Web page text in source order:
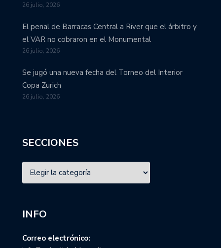
26 julio, 2026
El penal de Barracas Central a River que el árbitro y
el VAR no cobraron en el Monumental
26 julio, 2026
Se jugó una nueva fecha del Torneo del Interior
Copa Zurich
26 julio, 2026
SECCIONES
INFO
Correo electrónico: